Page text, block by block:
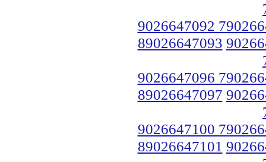
9026647092
89026647093
9026647096
89026647097
9026647100
89026647101